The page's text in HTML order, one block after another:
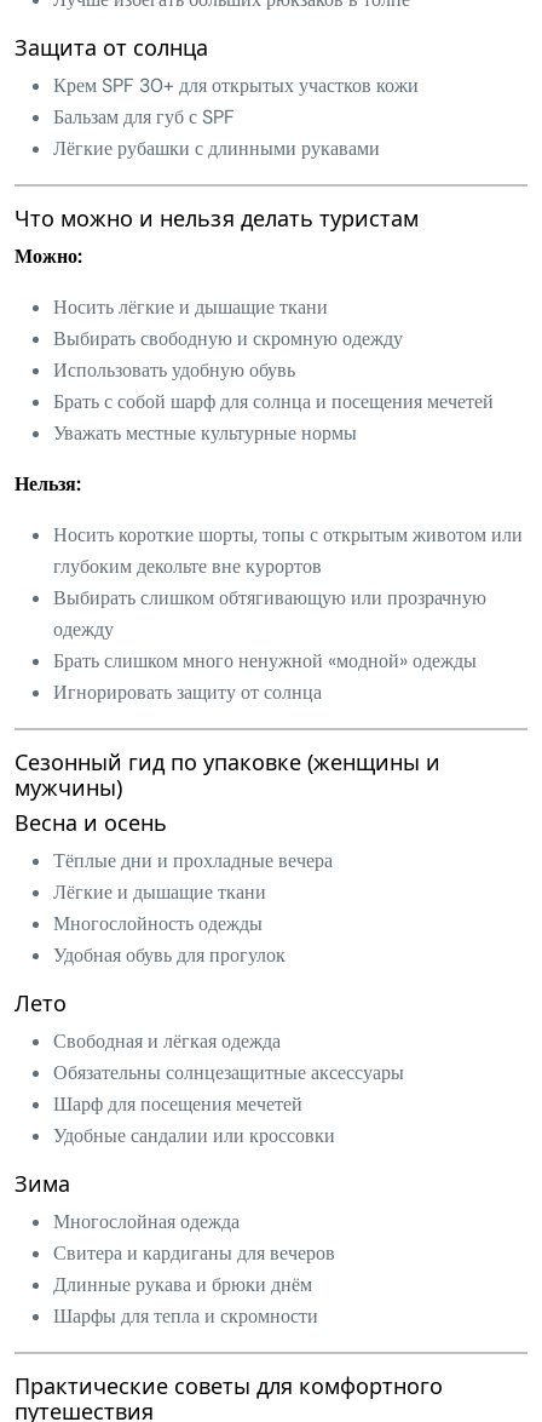
Защита от солнца
Крем SPF 30+ для открытых участков кожи
Бальзам для губ с SPF
Лёгкие рубашки с длинными рукавами
Что можно и нельзя делать туристам
Можно:
Носить лёгкие и дышащие ткани
Выбирать свободную и скромную одежду
Использовать удобную обувь
Брать с собой шарф для солнца и посещения мечетей
Уважать местные культурные нормы
Нельзя:
Носить короткие шорты, топы с открытым животом или
глубоким декольте вне курортов
Выбирать слишком обтягивающую или прозрачную
одежду
Брать слишком много ненужной «модной» одежды
Игнорировать защиту от солнца
Сезонный гид по упаковке (женщины и
мужчины)
Весна и осень
Тёплые дни и прохладные вечера
Лёгкие и дышащие ткани
Многослойность одежды
Удобная обувь для прогулок
Лето
Свободная и лёгкая одежда
Обязательны солнцезащитные аксессуары
Шарф для посещения мечетей
Удобные сандалии или кроссовки
Зима
Многослойная одежда
Свитера и кардиганы для вечеров
Длинные рукава и брюки днём
Шарфы для тепла и скромности
Практические советы для комфортного
путешествия